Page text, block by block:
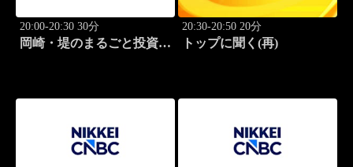
20:00-20:30 30分
岡崎・堤のまるごと投資道
20:30-20:50 20分
トップに聞く(再)